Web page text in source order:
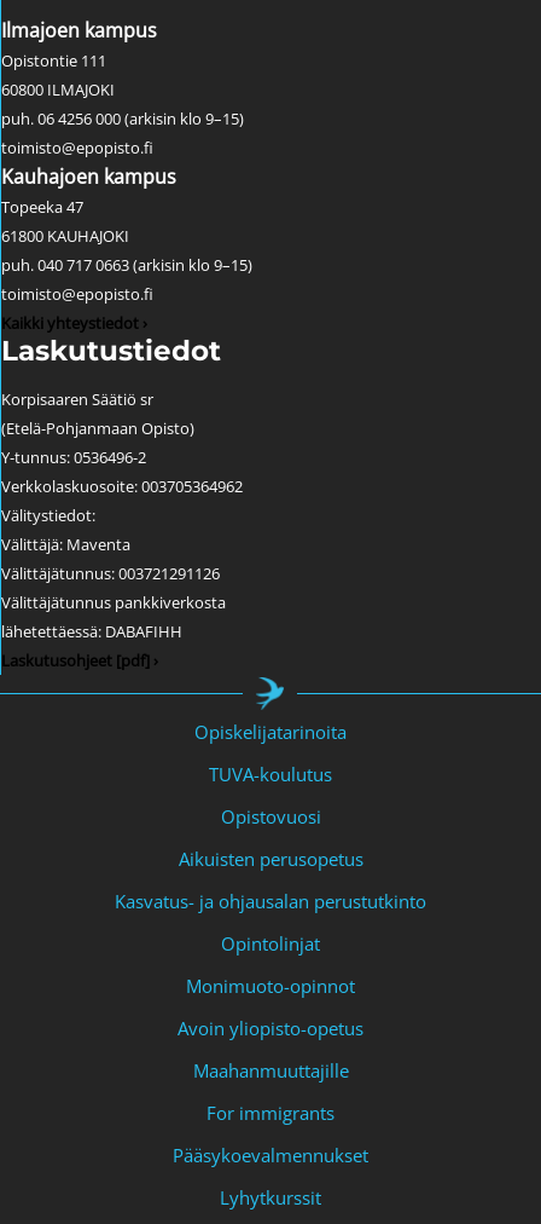
Ilmajoen kampus
Opistontie 111
60800 ILMAJOKI
puh. 06 4256 000 (arkisin klo 9–15)
toimisto@epopisto.fi
Kauhajoen kampus
Topeeka 47
61800 KAUHAJOKI
puh. 040 717 0663 (arkisin klo 9–15)
toimisto@epopisto.fi
Kaikki yhteystiedot ›
Laskutustiedot
Korpisaaren Säätiö sr
(Etelä-Pohjanmaan Opisto)
Y-tunnus: 0536496-2
Verkkolaskuosoite: 003705364962
Välitystiedot:
Välittäjä: Maventa
Välittäjätunnus: 003721291126
Välittäjätunnus pankkiverkosta
lähetettäessä: DABAFIHH
Laskutusohjeet [pdf] ›
Opiskelijatarinoita
TUVA-koulutus
Opistovuosi
Aikuisten perusopetus
Kasvatus- ja ohjausalan perustutkinto
Opintolinjat
Monimuoto-opinnot
Avoin yliopisto-opetus
Maahanmuuttajille
For immigrants
Pääsykoevalmennukset
Lyhytkurssit